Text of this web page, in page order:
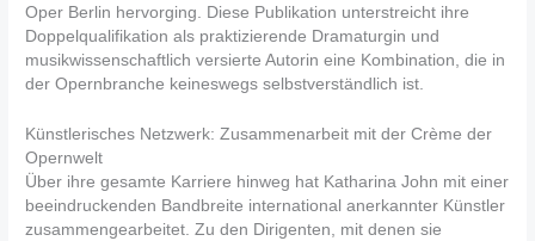
Oper Berlin hervorging. Diese Publikation unterstreicht ihre
Doppelqualifikation als praktizierende Dramaturgin und
musikwissenschaftlich versierte Autorin eine Kombination, die in
der Opernbranche keineswegs selbstverständlich ist.
Künstlerisches Netzwerk: Zusammenarbeit mit der Crème der
Opernwelt
Über ihre gesamte Karriere hinweg hat Katharina John mit einer
beeindruckenden Bandbreite international anerkannter Künstler
zusammengearbeitet. Zu den Dirigenten, mit denen sie